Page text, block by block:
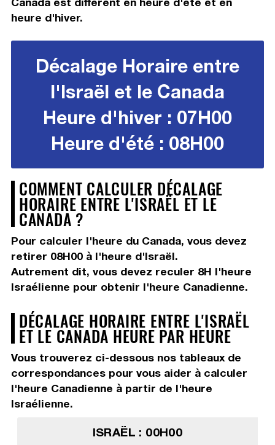
heure d'hiver.
Décalage Horaire entre
l'Israël et le Canada
Heure d'hiver : 07H00
Heure d'été : 08H00
COMMENT CALCULER DÉCALAGE
HORAIRE ENTRE L'ISRAËL ET LE
CANADA ?
Pour calculer l'heure du Canada, vous devez
retirer 08H00à l'heure d'Israël.
Autrement dit, vous devez reculer 8H l'heure
Israélienne pour obtenir l'heure Canadienne.
DÉCALAGE HORAIRE ENTRE L'ISRAËL
ET LE CANADA HEURE PAR HEURE
Vous trouverez ci-dessous nos tableaux de
correspondances pour vous aider à calculer
l'heure Canadienne à partir de l'heure
Israélienne.
ISRAËL : 00H00